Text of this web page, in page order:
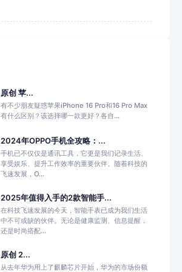
原创 苹...
有不少朋友疑惑苹果iPhone 16 Pro和16 Pro Max
有什么区别？该选择哪一款更好？各自...
2024年OPPO手机全攻略：...
手机已不仅仅是通讯工具，它更是我们记录生活、
享受娱乐、提升工作效率的重要伙伴。随着科技的
飞速发展，O...
2025年值得入手的2款智能手...
在科技飞速发展的今天，智能手表已成为我们生活
中不可或缺的伙伴。无论是健康监测、信息提醒，
还是时尚搭配...
原创 2...
从去年华为用上了麒麟芯片开始，华为的市场份额